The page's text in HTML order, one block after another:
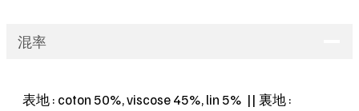
–
black
混率
表地 : coton 50%, viscose 45%, lin 5% || 裏地 :